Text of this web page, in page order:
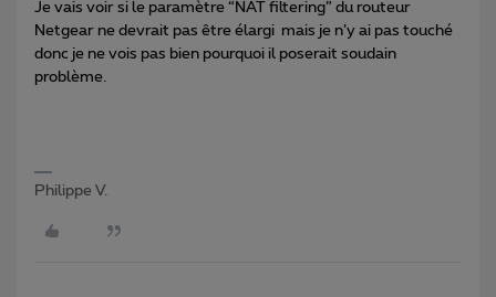
Je vais voir si le paramètre “NAT filtering” du routeur
Netgear ne devrait pas être élargi mais je n’y ai pas touché
donc je ne vois pas bien pourquoi il poserait soudain
problème.
Philippe V.